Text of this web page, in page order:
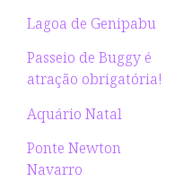
Lagoa de Genipabu
Passeio de Buggy é
atração obrigatória!
Aquário Natal
Ponte Newton
Navarro